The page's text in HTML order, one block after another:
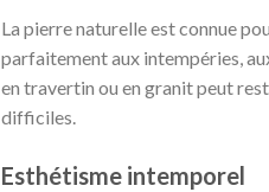
La pierre naturelle est connue
parfaitement aux intempéries,
en travertin ou en granit peut
difficiles.
Esthétisme intemporel